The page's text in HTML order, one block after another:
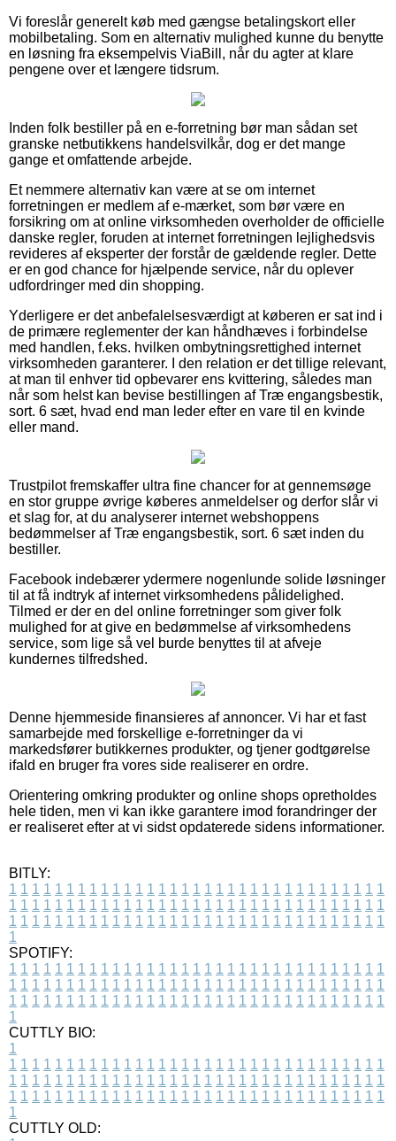
Vi foreslår generelt køb med gængse betalingskort eller
mobilbetaling. Som en alternativ mulighed kunne du benytte
en løsning fra eksempelvis ViaBill, når du agter at klare
pengene over et længere tidsrum.
Inden folk bestiller på en e-forretning bør man sådan set
granske netbutikkens handelsvilkår, dog er det mange
gange et omfattende arbejde.
Et nemmere alternativ kan være at se om internet
forretningen er medlem af e-mærket, som bør være en
forsikring om at online virksomheden overholder de officielle
danske regler, foruden at internet forretningen lejlighedsvis
revideres af eksperter der forstår de gældende regler. Dette
er en god chance for hjælpende service, når du oplever
udfordringer med din shopping.
Yderligere er det anbefalelsesværdigt at køberen er sat ind i
de primære reglementer der kan håndhæves i forbindelse
med handlen, f.eks. hvilken ombytningsrettighed internet
virksomheden garanterer. I den relation er det tillige relevant,
at man til enhver tid opbevarer ens kvittering, således man
når som helst kan bevise bestillingen af Træ engangsbestik,
sort. 6 sæt, hvad end man leder efter en vare til en kvinde
eller mand.
Trustpilot fremskaffer ultra fine chancer for at gennemsøge
en stor gruppe øvrige køberes anmeldelser og derfor slår vi
et slag for, at du analyserer internet webshoppens
bedømmelser af Træ engangsbestik, sort. 6 sæt inden du
bestiller.
Facebook indebærer ydermere nogenlunde solide løsninger
til at få indtryk af internet virksomhedens pålidelighed.
Tilmed er der en del online forretninger som giver folk
mulighed for at give en bedømmelse af virksomhedens
service, som lige så vel burde benyttes til at afveje
kundernes tilfredshed.
Denne hjemmeside finansieres af annoncer. Vi har et fast
samarbejde med forskellige e-forretninger da vi
markedsfører butikkernes produkter, og tjener godtgørelse
ifald en bruger fra vores side realiserer en ordre.
Orientering omkring produkter og online shops opretholdes
hele tiden, men vi kan ikke garantere imod forandringer der
er realiseret efter at vi sidst opdaterede sidens informationer.
BITLY:
1 1 1 1 1 1 1 1 1 1 1 1 1 1 1 1 1 1 1 1 1 1 1 1 1 1 1 1 1 1 1 1 1
1 1 1 1 1 1 1 1 1 1 1 1 1 1 1 1 1 1 1 1 1 1 1 1 1 1 1 1 1 1 1 1 1
1 1 1 1 1 1 1 1 1 1 1 1 1 1 1 1 1 1 1 1 1 1 1 1 1 1 1 1 1 1 1 1 1
1
SPOTIFY:
1 1 1 1 1 1 1 1 1 1 1 1 1 1 1 1 1 1 1 1 1 1 1 1 1 1 1 1 1 1 1 1 1
1 1 1 1 1 1 1 1 1 1 1 1 1 1 1 1 1 1 1 1 1 1 1 1 1 1 1 1 1 1 1 1 1
1 1 1 1 1 1 1 1 1 1 1 1 1 1 1 1 1 1 1 1 1 1 1 1 1 1 1 1 1 1 1 1 1
1
CUTTLY BIO:
1
1 1 1 1 1 1 1 1 1 1 1 1 1 1 1 1 1 1 1 1 1 1 1 1 1 1 1 1 1 1 1 1 1
1 1 1 1 1 1 1 1 1 1 1 1 1 1 1 1 1 1 1 1 1 1 1 1 1 1 1 1 1 1 1 1 1
1 1 1 1 1 1 1 1 1 1 1 1 1 1 1 1 1 1 1 1 1 1 1 1 1 1 1 1 1 1 1 1 1
1
CUTTLY OLD: